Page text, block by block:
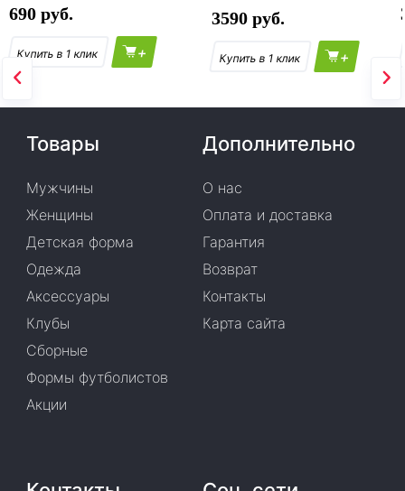
690
+
3590
+
Товары
Мужчины
Женщины
Детская форма
Одежда
Аксессуары
Клубы
Сборные
Формы футболистов
Акции
Дополнительно
О нас
Оплата и доставка
Гарантия
Возврат
Контакты
Карта сайта